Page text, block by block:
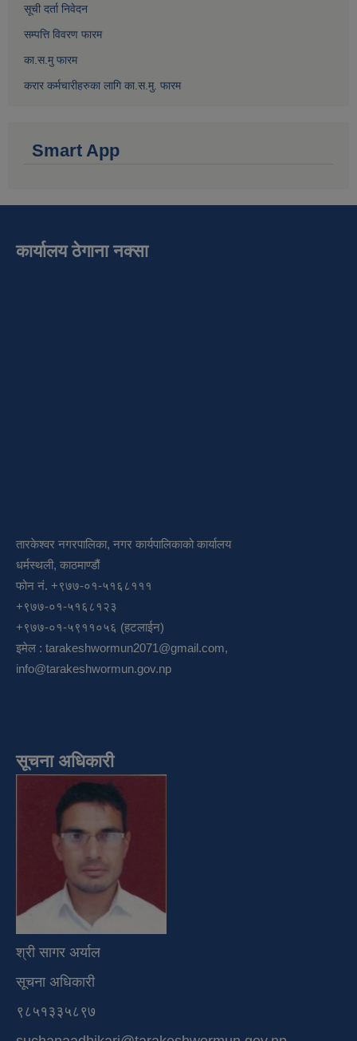
सूची दर्ता निवेदन
सम्पत्ति विवरण फारम
का.स.मु फारम
करार कर्मचारीहरुका लागि का.स.मु. फारम
Smart App
कार्यालय ठेगाना नक्सा
तारकेश्वर नगरपालिका, नगर कार्यपालिकाको कार्यालय
धर्मस्थली, काठमाण्डौं
फोन नं. +९७७-०१-५१६८१११
+९७७-०१-५१६८१२३
+९७७-०१-५९११०५६ (हटलाईन)
इमेल : tarakeshwormun2071@gmail.com,
info@tarakeshwormun.gov.np
सूचना अधिकारी
श्री सागर अर्याल
सूचना अधिकारी
९८५१३३५८९७